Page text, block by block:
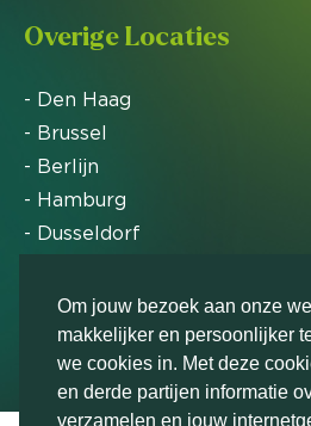
Om jouw bezoek aan onze
makkelijker en persoonlijker
we cookies in. Met deze
en derde partijen informatie
verzamelen en jouw
Overige Locaties
- Den Haag
- Brussel
- Berlijn
- Hamburg
- Dusseldorf
Markteffect is door het
uitgeroepen tot FD
2018, 2019, 2020, 2021,